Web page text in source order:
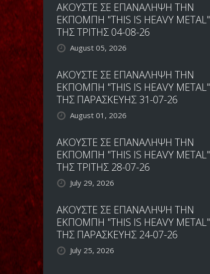
ΑΚΟΥΣΤΕ ΣΕ ΕΠΑΝΑΛΗΨΗ ΤΗΝ
ΕΚΠΟΜΠΗ "THIS IS HEAVY METAL"
ΤΗΣ ΤΡΙΤΗΣ 04-08-26
August 05, 2026
ΑΚΟΥΣΤΕ ΣΕ ΕΠΑΝΑΛΗΨΗ ΤΗΝ
ΕΚΠΟΜΠΗ "THIS IS HEAVY METAL"
ΤΗΣ ΠΑΡΑΣΚΕΥΗΣ 31-07-26
August 01, 2026
ΑΚΟΥΣΤΕ ΣΕ ΕΠΑΝΑΛΗΨΗ ΤΗΝ
ΕΚΠΟΜΠΗ "THIS IS HEAVY METAL"
ΤΗΣ ΤΡΙΤΗΣ 28-07-26
July 29, 2026
ΑΚΟΥΣΤΕ ΣΕ ΕΠΑΝΑΛΗΨΗ ΤΗΝ
ΕΚΠΟΜΠΗ "THIS IS HEAVY METAL"
ΤΗΣ ΠΑΡΑΣΚΕΥΗΣ 24-07-26
July 25, 2026